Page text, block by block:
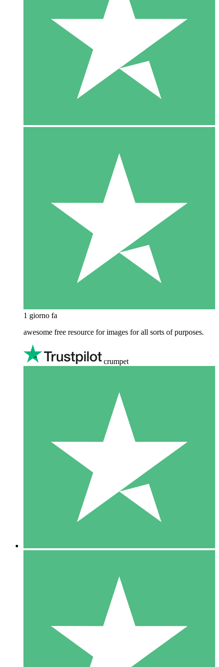
1 giorno fa
awesome free resource for images for all sorts of purposes.
crumpet